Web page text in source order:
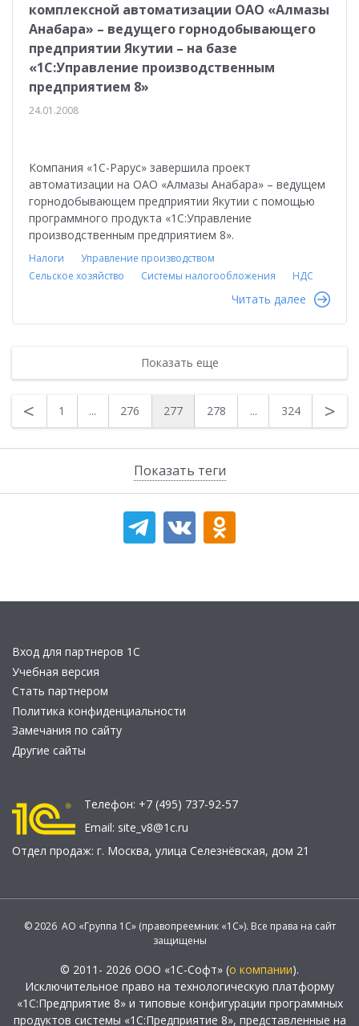
Показать теги
комплексной автоматизации ОАО «Алмазы
Анабара» – ведущего горнодобывающего
предприятии Якутии – на базе
«1С:Управление производственным
предприятием 8»
24.01.2008
Компания «1С-Рарус» завершила проект
автоматизации на ОАО «Алмазы Анабара» – ведущем
горнодобывающем предприятии Якутии с помощью
программного продукта «1С:Управление
производственным предприятием 8».
Налоги
Управление производством
Сельское хозяйство
Системы налогообложения НДС
Читать далее
Показать еще
< 1 ... 276 277 278 ... 324 >
Вход для партнеров 1С
Учебная версия
Стать партнером
Политика конфиденциальности
Замечания по сайту
Другие сайты
Телефон: +7 (495) 737-92-57
Email: site_v8@1c.ru
Отдел продаж: г. Москва, улица Селезнёвская, дом 21
© 2026 АО «Группа 1С» (правопреемник «1С»). Все права на сайт
защищены
© 2011- 2026 ООО «1С-Софт» (о компании).
Исключительное право на технологическую платформу
«1С:Предприятие 8» и типовые конфигурации программных
продуктов системы «1С:Предприятие 8», представленные на